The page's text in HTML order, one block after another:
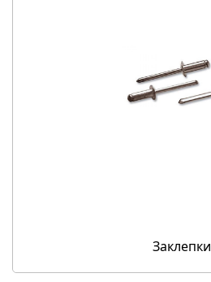
Заклепки